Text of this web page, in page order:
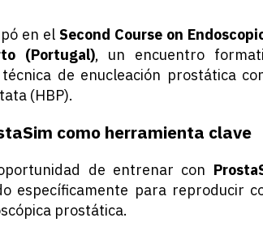
en elSecond Course on
(Portugal), un encuentro
de enucleación prostática
(HBP).
como herramienta clave
de entrenar con
específicamente para reproducir
prostática.